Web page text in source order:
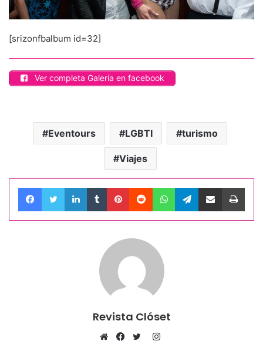
[srizonfbalbum id=32]
Ver completa Galería en facebook
Eventours LGBTI turismo
Viajes
FacebookTwitterLinkedInTumblrPinterestRedditWhatsAppTelegramCompartir por correo electrónico
Revista Clóset
Instagram